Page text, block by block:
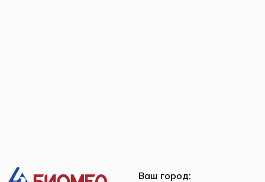
Ваш город: